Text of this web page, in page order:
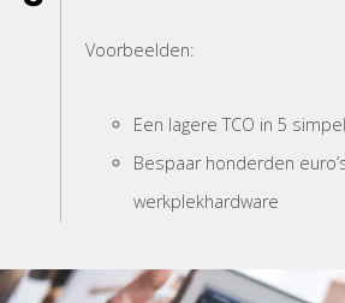
Voorbeelden:
Een lagere TCO in 5
Bespaar honderden
werkplekhardware